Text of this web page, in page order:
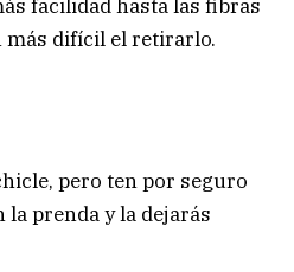
facilidad hasta las fibras
más difícil el retirarlo.
pero ten por seguro
prenda y la dejarás